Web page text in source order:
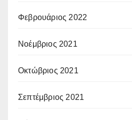
Φεβρουάριος 2022
Νοέμβριος 2021
Οκτώβριος 2021
Σεπτέμβριος 2021